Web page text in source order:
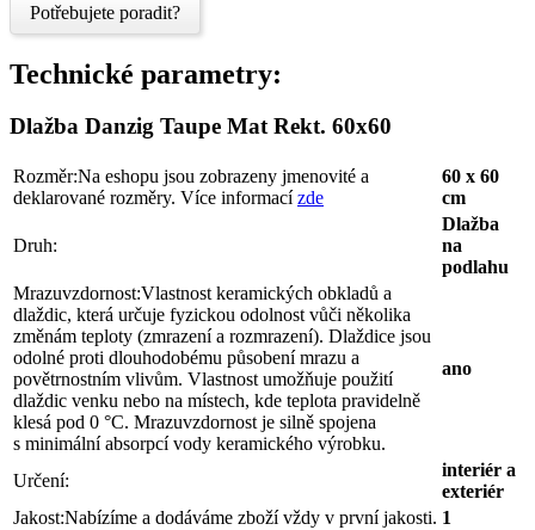
Potřebujete poradit?
Technické parametry:
Dlažba Danzig Taupe Mat Rekt. 60x60
Rozměr:Na eshopu jsou zobrazeny jmenovité a
deklarované rozměry. Více informacízde
60 x 60
cm
Druh:
Dlažba
na
podlahu
Mrazuvzdornost:Vlastnost keramických obkladů a
dlaždic, která určuje fyzickou odolnost vůči několika
změnám teploty (zmrazení a rozmrazení). Dlaždice jsou
odolné proti dlouhodobému působení mrazu a
povětrnostním vlivům. Vlastnost umožňuje použití
dlaždic venku nebo na místech, kde teplota pravidelně
klesá pod 0 °C. Mrazuvzdornost je silně spojena
s minimální absorpcí vody keramického výrobku.
ano
Určení:
interiér a
exteriér
Jakost:Nabízíme a dodáváme zboží vždy v první jakosti. 1